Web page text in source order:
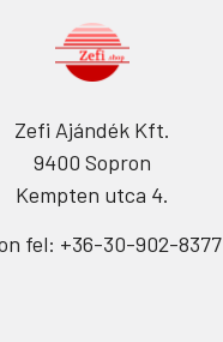
Zefi Ajándék Kft.
9400 Sopron
Kempten utca 4.
fel: +36-30-902-8377